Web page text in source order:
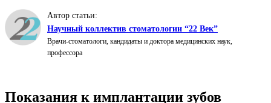
Автор статьи:
Научный коллектив стоматологии “22 Век”
Врачи-стоматологи, кандидаты и доктора медицинских наук,
профессора
Показания к имплантации зубов